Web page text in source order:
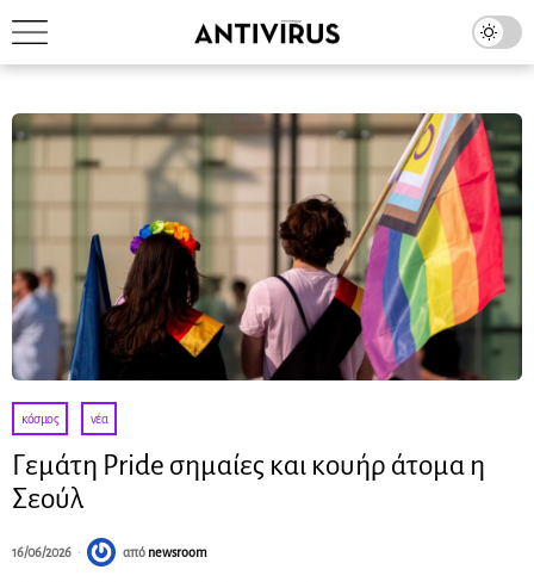
κόσμος · νέα
Γεμάτη Pride σημαίες και κουήρ άτομα η
Σεούλ
16/06/2026 από newsroom